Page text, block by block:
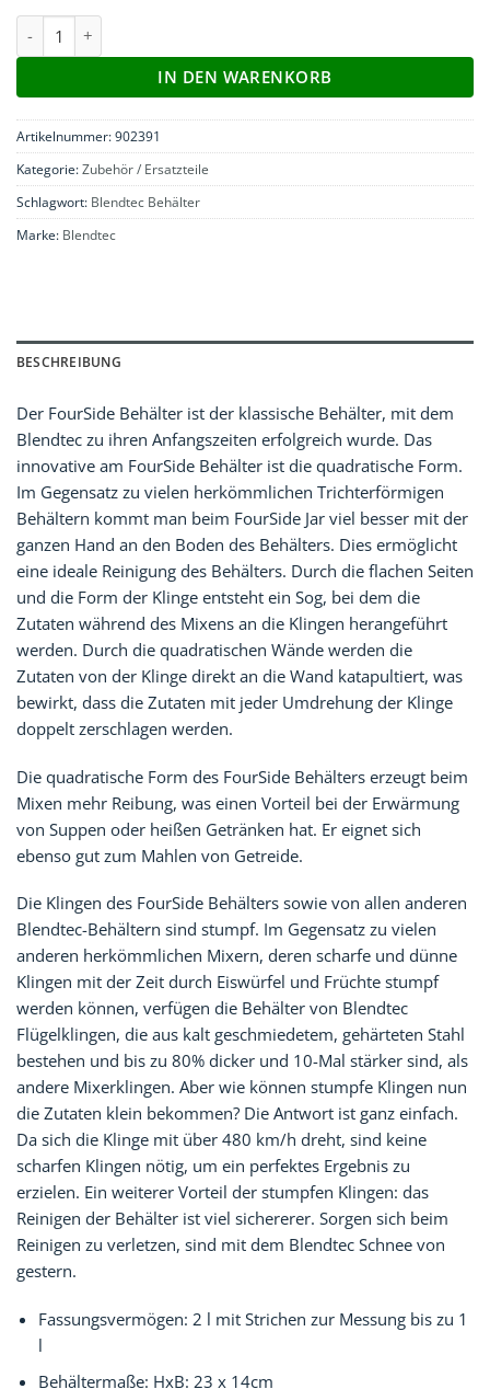
IN DEN WARENKORB
Artikelnummer:902391
Kategorie:Zubehör / Ersatzteile
Schlagwort: Blendtec Behälter
Marke: Blendtec
BESCHREIBUNG
Der FourSide Behälter ist der klassische Behälter, mit dem
Blendtec zu ihren Anfangszeiten erfolgreich wurde. Das
innovative am FourSide Behälter ist die quadratische Form.
Im Gegensatz zu vielen herkömmlichen Trichterförmigen
Behältern kommt man beim FourSide Jar viel besser mit der
ganzen Hand an den Boden des Behälters. Dies ermöglicht
eine ideale Reinigung des Behälters. Durch die flachen Seiten
und die Form der Klinge entsteht ein Sog, bei dem die
Zutaten während des Mixens an die Klingen herangeführt
werden. Durch die quadratischen Wände werden die
Zutaten von der Klinge direkt an die Wand katapultiert, was
bewirkt, dass die Zutaten mit jeder Umdrehung der Klinge
doppelt zerschlagen werden.
Die quadratische Form des FourSide Behälters erzeugt beim
Mixen mehr Reibung, was einen Vorteil bei der Erwärmung
von Suppen oder heißen Getränken hat. Er eignet sich
ebenso gut zum Mahlen von Getreide.
Die Klingen des FourSide Behälters sowie von allen anderen
Blendtec-Behältern sind stumpf. Im Gegensatz zu vielen
anderen herkömmlichen Mixern, deren scharfe und dünne
Klingen mit der Zeit durch Eiswürfel und Früchte stumpf
werden können, verfügen die Behälter von Blendtec
Flügelklingen, die aus kalt geschmiedetem, gehärteten Stahl
bestehen und bis zu 80% dicker und 10-Mal stärker sind, als
andere Mixerklingen. Aber wie können stumpfe Klingen nun
die Zutaten klein bekommen? Die Antwort ist ganz einfach.
Da sich die Klinge mit über 480 km/h dreht, sind keine
scharfen Klingen nötig, um ein perfektes Ergebnis zu
erzielen. Ein weiterer Vorteil der stumpfen Klingen: das
Reinigen der Behälter ist viel sichererer. Sorgen sich beim
Reinigen zu verletzen, sind mit dem Blendtec Schnee von
gestern.
Fassungsvermögen: 2 l mit Strichen zur Messung bis zu 1
l
Behältermaße: HxB: 23 x 14cm